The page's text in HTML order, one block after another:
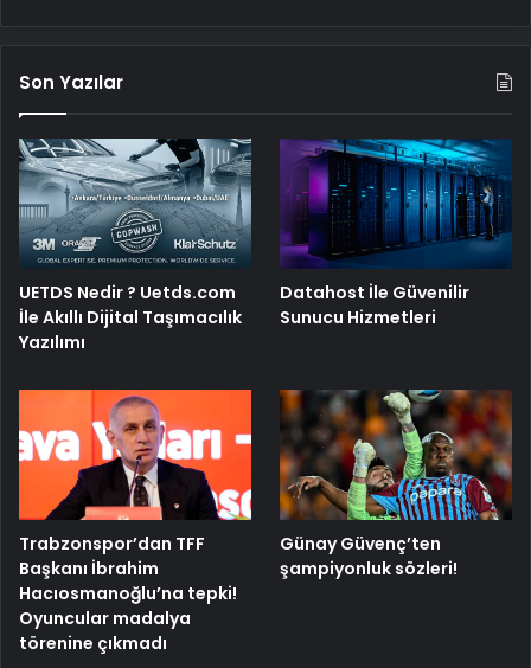
Son Yazılar
UETDS Nedir ? Uetds.com
İle Akıllı Dijital Taşımacılık
Yazılımı
Datahost İle Güvenilir
Sunucu Hizmetleri
Trabzonspor’dan TFF
Başkanı İbrahim
Hacıosmanoğlu’na tepki!
Oyuncular madalya
törenine çıkmadı
Günay Güvenç’ten
şampiyonluk sözleri!